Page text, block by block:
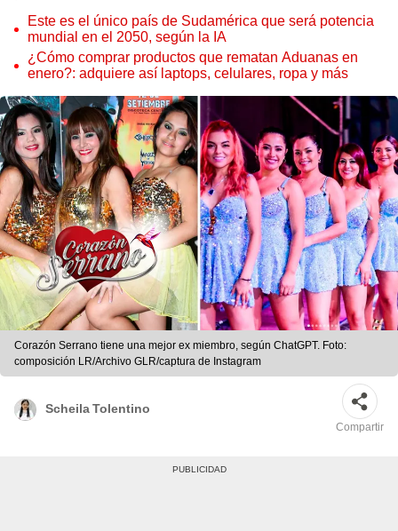
Este es el único país de Sudamérica que será potencia
mundial en el 2050, según la IA
¿Cómo comprar productos que rematan Aduanas en
enero?: adquiere así laptops, celulares, ropa y más
Corazón Serrano tiene una mejor ex miembro, según ChatGPT. Foto:
composición LR/Archivo GLR/captura de Instagram
Scheila Tolentino
Compartir